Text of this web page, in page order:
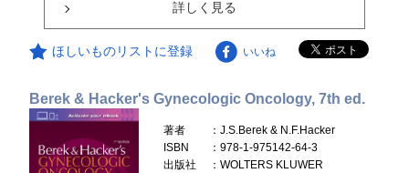
詳しく見る
ほしいものリストに登録 いいね
Berek & Hacker's Gynecologic Oncology, 7th ed.
著者
：J.S.Berek & N.F.Hacker
ISBN
：978-1-975142-64-3
出版社
：WOLTERS KLUWER